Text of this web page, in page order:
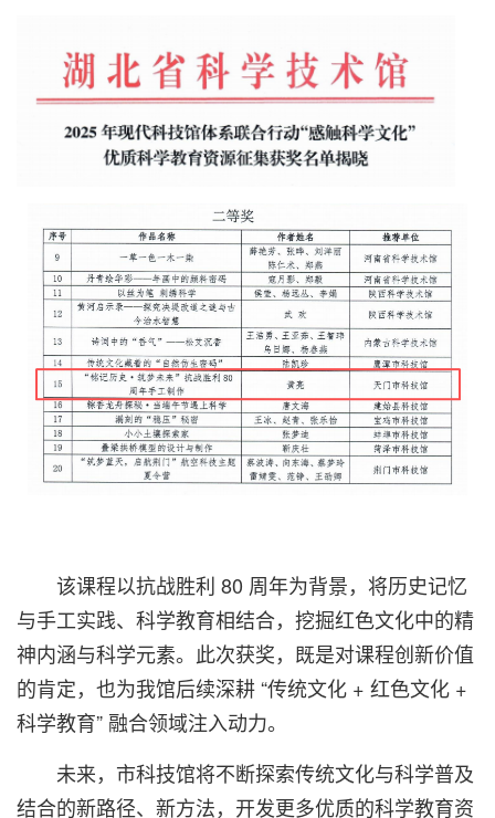
该课程以抗战胜利 80 周年为背景，将历史记忆
与手工实践、科学教育相结合，挖掘红色文化中的精
神内涵与科学元素。此次获奖，既是对课程创新价值
的肯定，也为我馆后续深耕 “传统文化 + 红色文化 +
科学教育” 融合领域注入动力。
未来，市科技馆将不断探索传统文化与科学普及
结合的新路径、新方法，开发更多优质的科学教育资